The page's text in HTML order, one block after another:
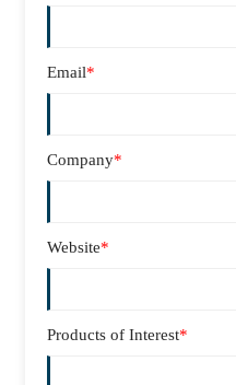
Email*
Company*
Website*
Products of Interest*